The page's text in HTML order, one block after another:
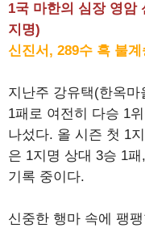
1국 마한의 심장 영암
지명)
신진서, 289수 흑 불
지난주 강유택(한옥
1패로 여전히 다승 1
나섰다. 올 시즌 첫 1
은 1지명 상대 3승 1
기록 중이다.
신중한 행마 속에 팽